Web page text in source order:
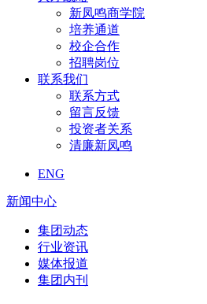
新凤鸣商学院
培养通道
校企合作
招聘岗位
联系我们
联系方式
留言反馈
投资者关系
清廉新凤鸣
ENG
新闻中心
集团动态
行业资讯
媒体报道
集团内刊